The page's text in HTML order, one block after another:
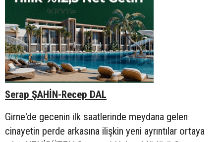
Serap ŞAHİN-Recep DAL
Girne'de gecenin ilk saatlerinde meydana gelen
cinayetin perde arkasına ilişkin yeni ayrıntılar ortaya